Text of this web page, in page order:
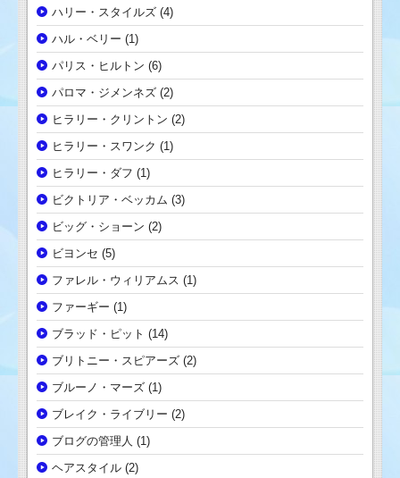
ハリー・スタイルズ (4)
ハル・ベリー (1)
パリス・ヒルトン (6)
パロマ・ジメンネズ (2)
ヒラリー・クリントン (2)
ヒラリー・スワンク (1)
ヒラリー・ダフ (1)
ビクトリア・ベッカム (3)
ビッグ・ショーン (2)
ビヨンセ (5)
ファレル・ウィリアムス (1)
ファーギー (1)
ブラッド・ピット (14)
ブリトニー・スピアーズ (2)
ブルーノ・マーズ (1)
ブレイク・ライブリー (2)
ブログの管理人 (1)
ヘアスタイル (2)